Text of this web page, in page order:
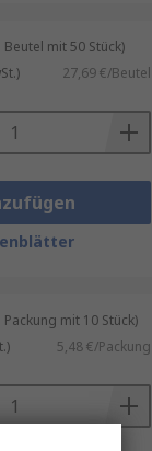
mit 50 Stück)
27,69 €/Beutel
mit 10 Stück)
5,48 €/Packung